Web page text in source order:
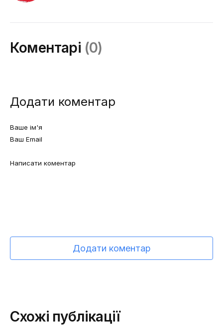
Коментарі (0)
Додати коментар
Додати коментар
Схожі публікації